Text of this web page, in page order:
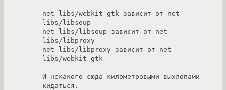
net-libs/webkit-gtk зависит от net-
libs/libsoup
net-libs/libsoup зависит от net-
libs/libproxy
net-libs/libproxy зависит от net-
libs/webkit-gtk
И некакого сюда километровыми выхлопами
кидаться.